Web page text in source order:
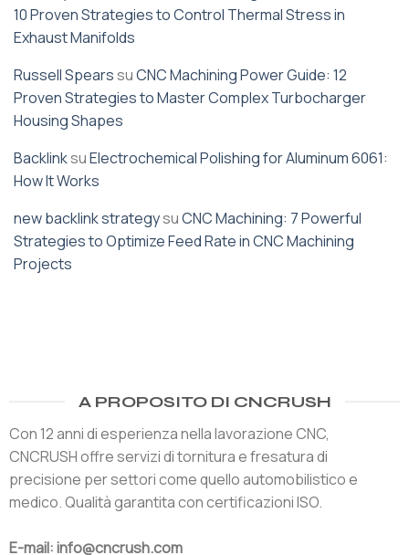
10 Proven Strategies to Control Thermal Stress in
Exhaust Manifolds
Russell SpearssuCNC Machining Power Guide: 12
Proven Strategies to Master Complex Turbocharger
Housing Shapes
BacklinksuElectrochemical Polishing for Aluminum 6061:
How It Works
new backlink strategysuCNC Machining: 7 Powerful
Strategies to Optimize Feed Rate in CNC Machining
Projects
A PROPOSITO DI CNCRUSH
Con 12 anni di esperienza nella lavorazione CNC,
CNCRUSH offre servizi di tornitura e fresatura di
precisione per settori come quello automobilistico e
medico. Qualità garantita con certificazioni ISO.
E-mail: info@cncrush.com